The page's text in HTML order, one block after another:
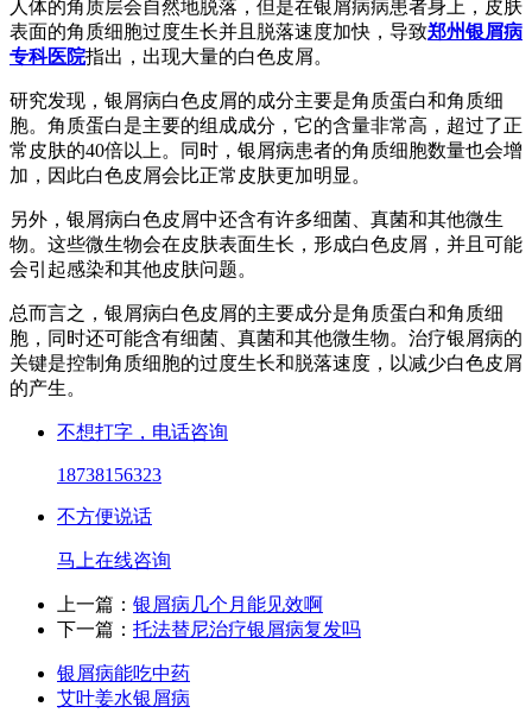
人体的角质层会自然地脱落，但是在银屑病病患者身上，皮肤
表面的角质细胞过度生长并且脱落速度加快，导致郑州银屑病
专科医院指出，出现大量的白色皮屑。
研究发现，银屑病白色皮屑的成分主要是角质蛋白和角质细
胞。角质蛋白是主要的组成成分，它的含量非常高，超过了正
常皮肤的40倍以上。同时，银屑病患者的角质细胞数量也会增
加，因此白色皮屑会比正常皮肤更加明显。
另外，银屑病白色皮屑中还含有许多细菌、真菌和其他微生
物。这些微生物会在皮肤表面生长，形成白色皮屑，并且可能
会引起感染和其他皮肤问题。
总而言之，银屑病白色皮屑的主要成分是角质蛋白和角质细
胞，同时还可能含有细菌、真菌和其他微生物。治疗银屑病的
关键是控制角质细胞的过度生长和脱落速度，以减少白色皮屑
的产生。
不想打字，电话咨询
18738156323
不方便说话
马上在线咨询
上一篇： 银屑病几个月能见效啊
下一篇： 托法替尼治疗银屑病复发吗
银屑病能吃中药
艾叶姜水银屑病